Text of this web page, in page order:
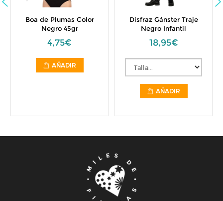
Boa de Plumas Color
Negro 45gr
4,75€
AÑADIR
Disfraz Gánster Traje
Negro Infantil
18,95€
AÑADIR